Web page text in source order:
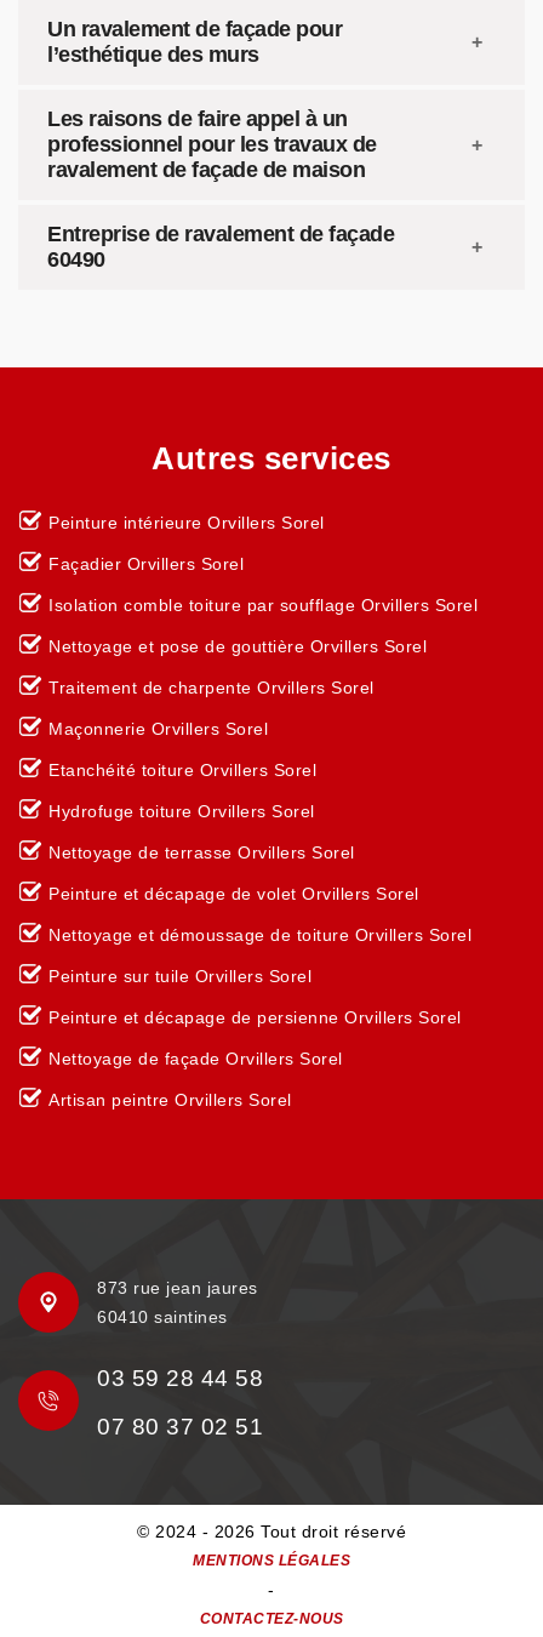
Un ravalement de façade pour
l’esthétique des murs
Les raisons de faire appel à un
professionnel pour les travaux de
ravalement de façade de maison
Entreprise de ravalement de façade
60490
Autres services
Peinture intérieure Orvillers Sorel
Façadier Orvillers Sorel
Isolation comble toiture par soufflage Orvillers Sorel
Nettoyage et pose de gouttière Orvillers Sorel
Traitement de charpente Orvillers Sorel
Maçonnerie Orvillers Sorel
Etanchéité toiture Orvillers Sorel
Hydrofuge toiture Orvillers Sorel
Nettoyage de terrasse Orvillers Sorel
Peinture et décapage de volet Orvillers Sorel
Nettoyage et démoussage de toiture Orvillers Sorel
Peinture sur tuile Orvillers Sorel
Peinture et décapage de persienne Orvillers Sorel
Nettoyage de façade Orvillers Sorel
Artisan peintre Orvillers Sorel
873 rue jean jaures
60410 saintines
03 59 28 44 58
07 80 37 02 51
© 2024 - 2026 Tout droit réservé
MENTIONS LÉGALES
-
CONTACTEZ-NOUS